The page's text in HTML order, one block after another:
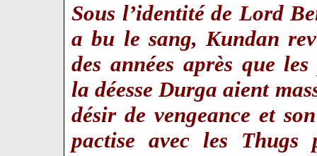
Sous l’identité de Lord
a bu le sang, Kundan
des années après que les
la déesse Durga aient
désir de vengeance et
pactise avec les